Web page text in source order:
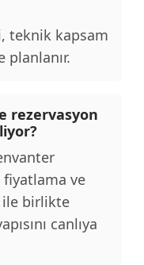
teknik kapsam
rezervasyon
ve
ile birlikte
canlıya